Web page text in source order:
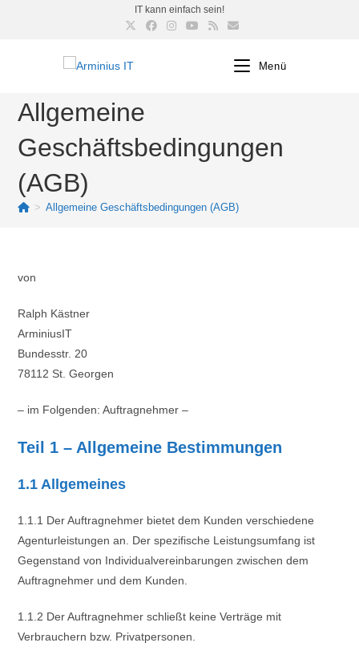
IT kann einfach sein!
Menü
Allgemeine
Geschäftsbedingungen
(AGB)
> Allgemeine Geschäftsbedingungen (AGB)
von
Ralph Kästner
ArminiusIT
Bundesstr. 20
78112 St. Georgen
– im Folgenden: Auftragnehmer –
Teil 1 – Allgemeine Bestimmungen
1.1 Allgemeines
1.1.1 Der Auftragnehmer bietet dem Kunden verschiedene
Agenturleistungen an. Der spezifische Leistungsumfang ist
Gegenstand von Individualvereinbarungen zwischen dem
Auftragnehmer und dem Kunden.
1.1.2 Der Auftragnehmer schließt keine Verträge mit
Verbrauchern bzw. Privatpersonen.